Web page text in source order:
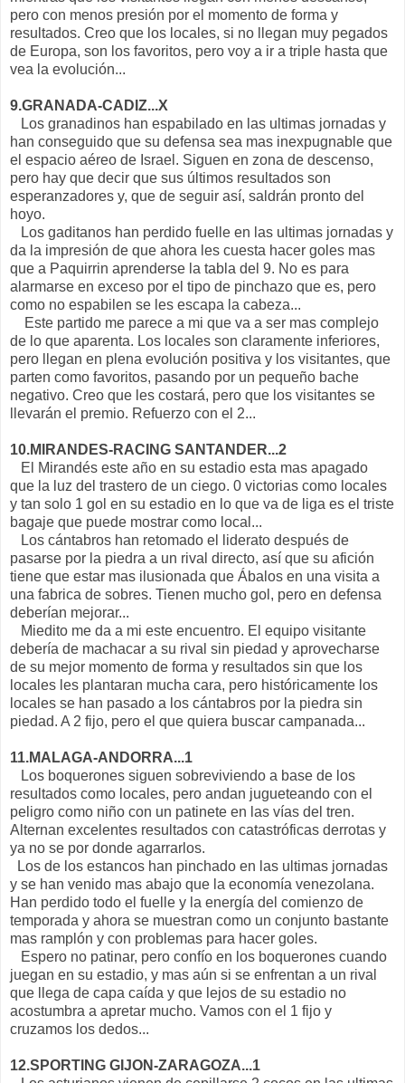
pero con menos presión por el momento de forma y
resultados. Creo que los locales, si no llegan muy pegados
de Europa, son los favoritos, pero voy a ir a triple hasta que
vea la evolución...
9.GRANADA-CADIZ...X
Los granadinos han espabilado en las ultimas jornadas y
han conseguido que su defensa sea mas inexpugnable que
el espacio aéreo de Israel. Siguen en zona de descenso,
pero hay que decir que sus últimos resultados son
esperanzadores y, que de seguir así, saldrán pronto del
hoyo.
Los gaditanos han perdido fuelle en las ultimas jornadas y
da la impresión de que ahora les cuesta hacer goles mas
que a Paquirrin aprenderse la tabla del 9. No es para
alarmarse en exceso por el tipo de pinchazo que es, pero
como no espabilen se les escapa la cabeza...
Este partido me parece a mi que va a ser mas complejo
de lo que aparenta. Los locales son claramente inferiores,
pero llegan en plena evolución positiva y los visitantes, que
parten como favoritos, pasando por un pequeño bache
negativo. Creo que les costará, pero que los visitantes se
llevarán el premio. Refuerzo con el 2...
10.MIRANDES-RACING SANTANDER...2
El Mirandés este año en su estadio esta mas apagado
que la luz del trastero de un ciego. 0 victorias como locales
y tan solo 1 gol en su estadio en lo que va de liga es el triste
bagaje que puede mostrar como local...
Los cántabros han retomado el liderato después de
pasarse por la piedra a un rival directo, así que su afición
tiene que estar mas ilusionada que Ábalos en una visita a
una fabrica de sobres. Tienen mucho gol, pero en defensa
deberían mejorar...
Miedito me da a mi este encuentro. El equipo visitante
debería de machacar a su rival sin piedad y aprovecharse
de su mejor momento de forma y resultados sin que los
locales les plantaran mucha cara, pero históricamente los
locales se han pasado a los cántabros por la piedra sin
piedad. A 2 fijo, pero el que quiera buscar campanada...
11.MALAGA-ANDORRA...1
Los boquerones siguen sobreviviendo a base de los
resultados como locales, pero andan jugueteando con el
peligro como niño con un patinete en las vías del tren.
Alternan excelentes resultados con catastróficas derrotas y
ya no se por donde agarrarlos.
Los de los estancos han pinchado en las ultimas jornadas
y se han venido mas abajo que la economía venezolana.
Han perdido todo el fuelle y la energía del comienzo de
temporada y ahora se muestran como un conjunto bastante
mas ramplón y con problemas para hacer goles.
Espero no patinar, pero confío en los boquerones cuando
juegan en su estadio, y mas aún si se enfrentan a un rival
que llega de capa caída y que lejos de su estadio no
acostumbra a apretar mucho. Vamos con el 1 fijo y
cruzamos los dedos...
12.SPORTING GIJON-ZARAGOZA...1